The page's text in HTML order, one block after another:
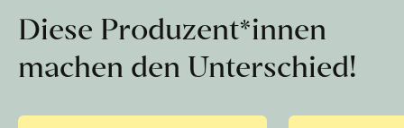
Diese Produzent*innen
machen den Unterschied!